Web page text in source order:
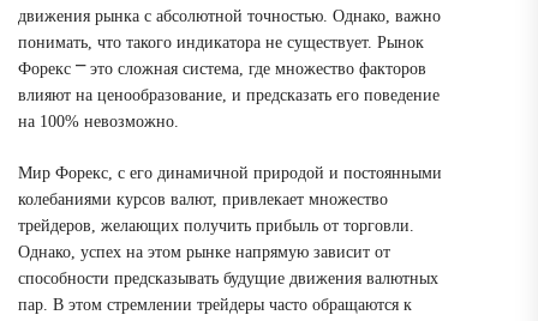
движения рынка с абсолютной точностью. Однако, важно
понимать, что такого индикатора не существует. Рынок
Форекс ⎻ это сложная система, где множество факторов
влияют на ценообразование, и предсказать его поведение
на 100% невозможно.
Мир Форекс, с его динамичной природой и постоянными
колебаниями курсов валют, привлекает множество
трейдеров, желающих получить прибыль от торговли.
Однако, успех на этом рынке напрямую зависит от
способности предсказывать будущие движения валютных
пар. В этом стремлении трейдеры часто обращаются к